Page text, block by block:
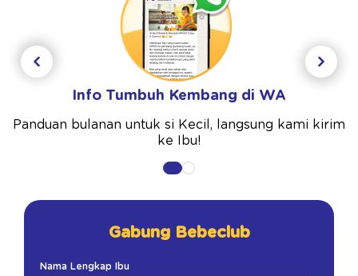
Info Tumbuh Kembang di WA
Panduan bulanan untuk si Kecil, langsung kami kirim
ke Ibu!
Gabung Bebeclub
Nama Lengkap Ibu